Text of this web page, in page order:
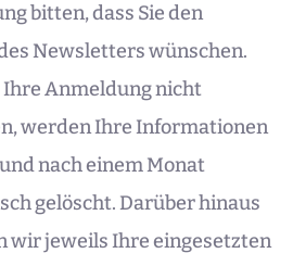
bitten, dass Sie den
Newsletters wünschen.
Ihre Anmeldung nicht
werden Ihre Informationen
nach einem Monat
gelöscht. Darüber hinaus
wir jeweils Ihre eingesetzten